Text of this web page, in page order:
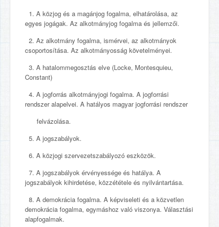
1. A közjog és a magánjog fogalma, elhatárolása, az
egyes jogágak. Az alkotmányjog fogalma és jellemzői.
2. Az alkotmány fogalma, ismérvei, az alkotmányok
csoportosítása. Az alkotmányosság követelményei.
3. A hatalommegosztás elve (Locke, Montesquieu,
Constant)
4. A jogforrás alkotmányjogi fogalma. A jogforrási
rendszer alapelvei. A hatályos magyar jogforrási rendszer
felvázolása.
5. A jogszabályok.
6. A közjogi szervezetszabályozó eszközök.
7. A jogszabályok érvényessége és hatálya. A
jogszabályok kihirdetése, közzététele és nyilvántartása.
8. A demokrácia fogalma. A képviseleti és a közvetlen
demokrácia fogalma, egymáshoz való viszonya. Választási
alapfogalmak.